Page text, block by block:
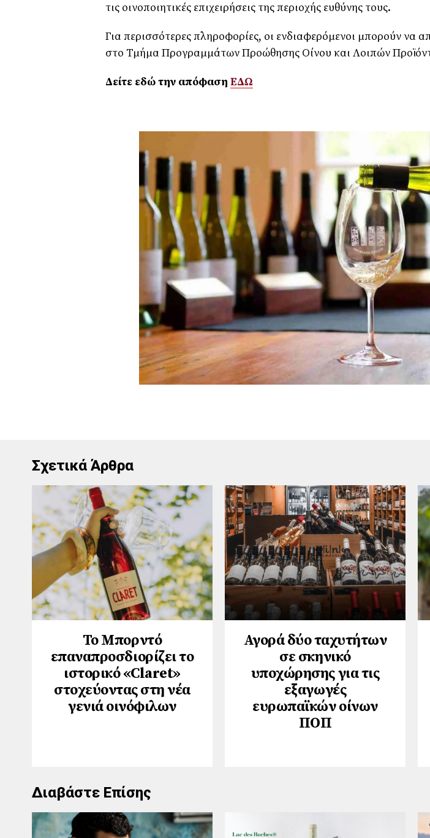
τις οινοποιητικές επιχειρήσεις της περιοχής ευθύνης τους.
Για περισσότερες πληροφορίες, οι ενδιαφερόμενοι μπορούν να
στο Τμήμα Προγραμμάτων Προώθησης Οίνου και Λοιπών
Δείτε εδώ την απόφαση ΕΔΩ
Σχετικά Άρθρα
Το Μπορντό
επαναπροσδιορίζει το
ιστορικό «Claret»
στοχεύοντας στη νέα
γενιά οινόφιλων
Αγορά δύο ταχυτήτων
σε σκηνικό
υποχώρησης για τις
εξαγωγές
ευρωπαϊκών οίνων
ΠΟΠ
Διαβάστε Επίσης